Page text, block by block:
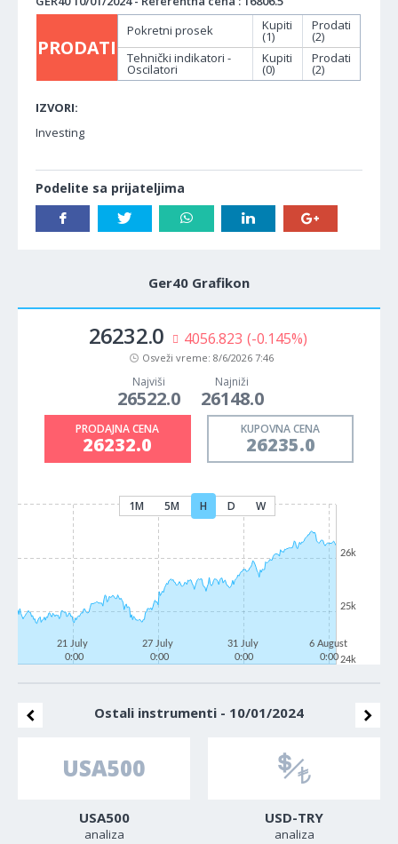
PRODATI
Pokretni prosek Kupiti
(1)
Prodati
(2)
Tehnički indikatori -
Oscilatori
Kupiti
(0)
Prodati
(2)
IZVORI:
Investing
Podelite sa prijateljima
Ger40 Grafikon
26230.5 4206.366 (-0.150%)
Osveži vreme: 8/6/2026 7:47
Najviši
26522.0
Najniži
26148.0
PRODAJNA CENA
26230.5
KUPOVNA CENA
26233.5
1M 5M H D W
21 July
0:00
27 July
0:00
31 July
0:00
6 August
0:00 24k
25k
26k
Ostali instrumenti - 10/01/2024
USA500
analiza
USD-TRY
analiza